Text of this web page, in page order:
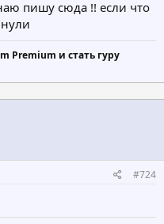
пишу сюда !! если что
Premium и стать гуру
#724